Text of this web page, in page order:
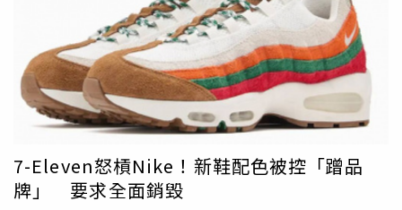
7-Eleven怒槓Nike！新鞋配色被控「蹭品
牌」 要求全面銷毀